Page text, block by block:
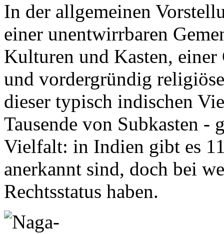
In der allgemeinen
einer unentwirrbaren
Kulturen und Kasten,
und vordergründig
dieser typisch indischen
Tausende von Subkasten -
Vielfalt: in Indien gibt es
anerkannt sind, doch bei
Rechtsstatus haben.